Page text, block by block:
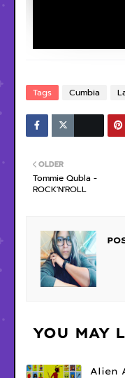
Tags Cumbia
OLDER
Tommie Qubla -
ROCK'N'ROLL
YOU MAY
Alien